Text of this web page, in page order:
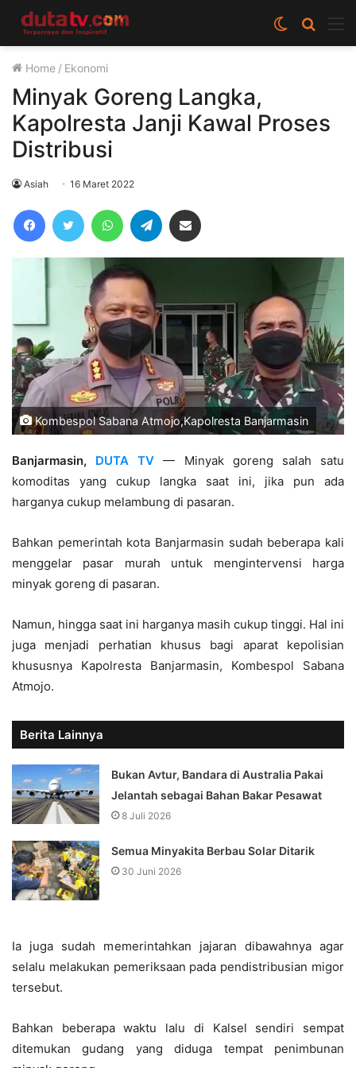
Cari
berita
Switch
skin
Home / Ekonomi
Minyak Goreng Langka,
Kapolresta Janji Kawal Proses
Distribusi
Asiah 16 Maret 2022
FacebookTwitter WhatsAppTelegram
Kombespol Sabana Atmojo,Kapolresta Banjarmasin
Banjarmasin, DUTA TV — Minyak goreng salah satu
komoditas yang cukup langka saat ini, jika pun ada
harganya cukup melambung di pasaran.
Bahkan pemerintah kota Banjarmasin sudah beberapa kali
menggelar pasar murah untuk mengintervensi harga
minyak goreng di pasaran.
Namun, hingga saat ini harganya masih cukup tinggi. Hal ini
juga menjadi perhatian khusus bagi aparat kepolisian
khususnya Kapolresta Banjarmasin, Kombespol Sabana
Atmojo.
Berita Lainnya
Bukan Avtur, Bandara di Australia Pakai
Jelantah sebagai Bahan Bakar Pesawat
8 Juli 2026
Semua Minyakita Berbau Solar Ditarik
30 Juni 2026
Ia juga sudah memerintahkan jajaran dibawahnya agar
selalu melakukan pemeriksaan pada pendistribusian migor
tersebut.
Bahkan beberapa waktu lalu di Kalsel sendiri sempat
ditemukan gudang yang diduga tempat penimbunan